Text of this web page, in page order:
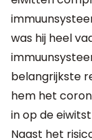
was hij heel
belangrijkste
hem het
in op de
Naast het